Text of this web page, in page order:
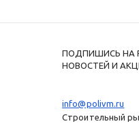
ПОДПИШИСЬ НА
НОВОСТЕЙ И
info@polivm.ru
Строительный